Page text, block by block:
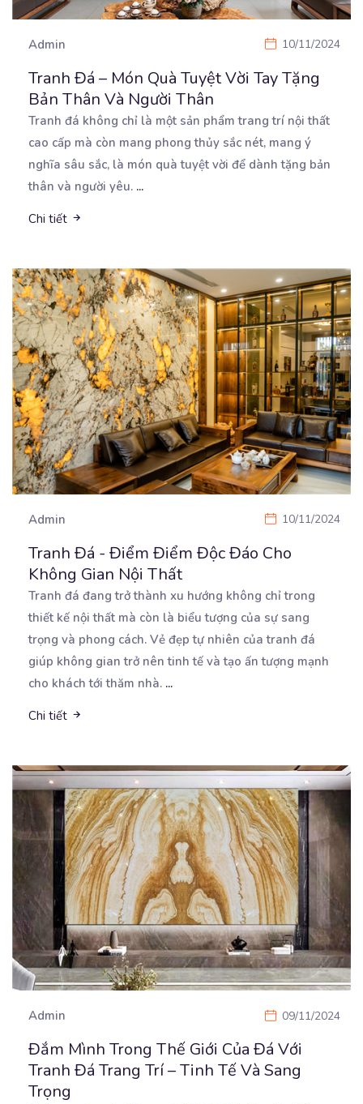
Admin 10/11/2024
Tranh Đá – Món Quà Tuyệt Vời Tay Tặng
Bản Thân Và Người Thân
Tranh đá không chỉ là một sản phẩm trang trí nội thất
cao cấp mà còn mang phong thủy sắc nét, mang ý
nghĩa sâu sắc, là món quà tuyệt vời để dành tặng bản
thân và người yêu. ...
Chi tiết
Admin 10/11/2024
Tranh Đá - Điểm Điểm Độc Đáo Cho
Không Gian Nội Thất
Tranh đá đang trở thành xu hướng không chỉ trong
thiết kế nội thất mà còn là biểu tượng của sự sang
trọng và phong cách. Vẻ đẹp tự nhiên của tranh đá
giúp không gian trở nên tinh tế và tạo ấn tượng mạnh
cho khách tới thăm nhà. ...
Chi tiết
Admin 09/11/2024
Đắm Mình Trong Thế Giới Của Đá Với
Tranh Đá Trang Trí – Tinh Tế Và Sang
Trọng